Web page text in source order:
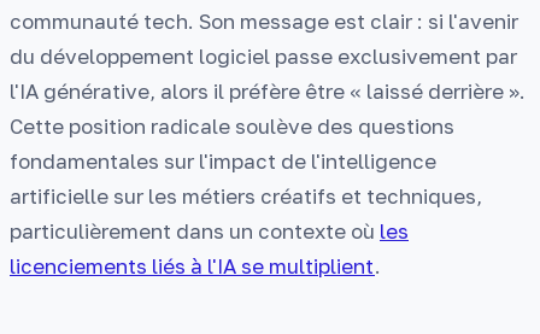
communauté tech. Son message est clair : si l'avenir
du développement logiciel passe exclusivement par
l'IA générative, alors il préfère être « laissé derrière ».
Cette position radicale soulève des questions
fondamentales sur l'impact de l'intelligence
artificielle sur les métiers créatifs et techniques,
particulièrement dans un contexte où les
licenciements liés à l'IA se multiplient.